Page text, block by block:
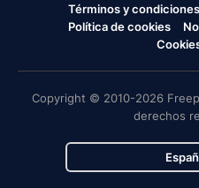
Términos y condiciones
Política de cookies
Copyright © 2010-2026
derechos